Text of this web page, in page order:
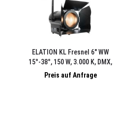
ELATION KL Fresnel 6" WW
15°-38°, 150 W, 3.000 K, DMX,
schwarz, inkl. Torblende und FFR
Preis auf Anfrage